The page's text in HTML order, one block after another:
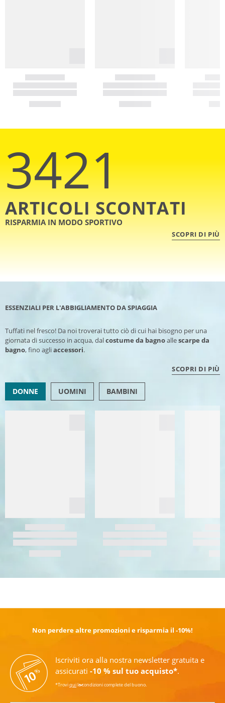
3421
ARTICOLI SCONTATI
RISPARMIA IN MODO SPORTIVO
SCOPRI DI PIÙ
ESSENZIALI PER L'ABBIGLIAMENTO DA SPIAGGIA
Tuffati nel fresco! Da noi troverai tutto ciò di cui hai bisogno per una
giornata di successo in acqua, dalcostume da bagnoallescarpe da
bagno, fino agliaccessori.
SCOPRI DI PIÙ
DONNE UOMINI BAMBINI
Non perdere altre promozioni e risparmia il -10%!
Iscriviti ora alla nostra newsletter gratuita e
assicurati -10 % sul tuo acquisto*.
*Troviquile condizioni complete del buono.